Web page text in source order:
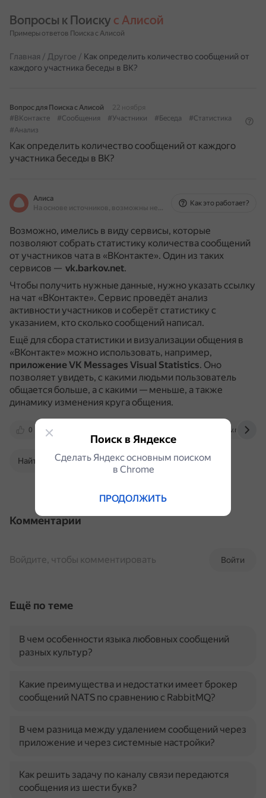
Вопросы к Поиску с Алисой
Примеры ответов Поиска с Алисой
Главная / Другое / Как определить количество сообщений от
каждого участника беседы в ВК?
Вопрос для Поиска с Алисой
22 ноября
#ВКонтакте
#Сообщения #Участники #Беседа
#Статистика
#Анализ
Как определить количество сообщений от каждого
участника беседы в ВК?
Алиса
На основе источников, возможны неточности
Как это работает?
Возможно, имелись в виду сервисы, которые
позволяют собрать статистику количества сообщений
от участников чата в «ВКонтакте». Один из таких
сервисов — vk.barkov.net.
Чтобы получить нужные данные, нужно указать ссылку
на чат «ВКонтакте». Сервис проведёт анализ
активности участников и соберёт статистику с
указанием, кто сколько сообщений написал.
Ещё для сбора статистики и визуализации общения в
«ВКонтакте» можно использовать, например,
приложение VK Messages Visual Statistics. Оно
позволяет увидеть, с какими людьми пользователь
общается больше, а с какими — меньше, а также
динамику изменения круга общения.
0 vk.barkov.net
Найти в Поиске
Комментарии
Войти
Войдите, чтобы комментировать
Ещё по теме
В чем особенности языка любовных сообщений
разных культур?
Какие преимущества и недостатки имеет брокер
сообщений NATS по сравнению с RabbitMQ?
В чем разница между удалением сообщений через
приложение и через системные настройки?
Как решить задачу по каналу связи передаются
сообщения из шести букв?
Поиск в Яндексе
Сделать Яндекс основным поиском
в Сhrome
ПРОДОЛЖИТЬ